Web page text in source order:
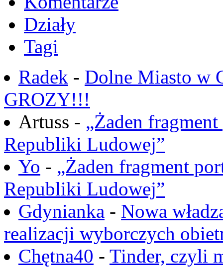
Działy
Tagi
Radek - Dolne Miasto w
GROZY!!!
Artuss - „Żaden
Republiki Ludowej”
Yo - „Żaden fragment
Republiki Ludowej”
Gdynianka - Nowa
realizacji wyborczych
Chętna40 - Tinder, czyli